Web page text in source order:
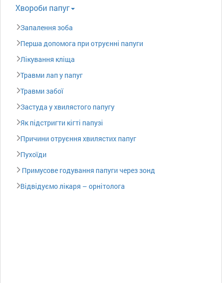
Xвороби папуг
Запалення зоба
Перша допомога при отруєнні папуги
Лікування кліща
Травми лап у папуг
Травми забої
Застуда у хвилястого папугу
Як підстригти кігті папузі
Причини отруєння хвилястих папуг
Пухоїди
Примусове годування папуги через зонд
Відвідуємо лікаря – орнітолога